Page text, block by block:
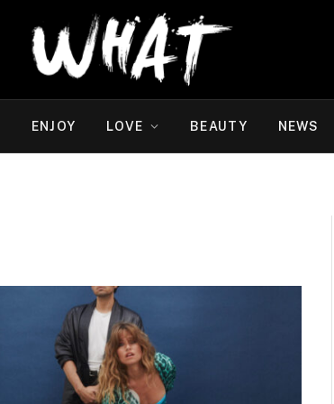
ENJOY LOVE BEAUTY NEWS